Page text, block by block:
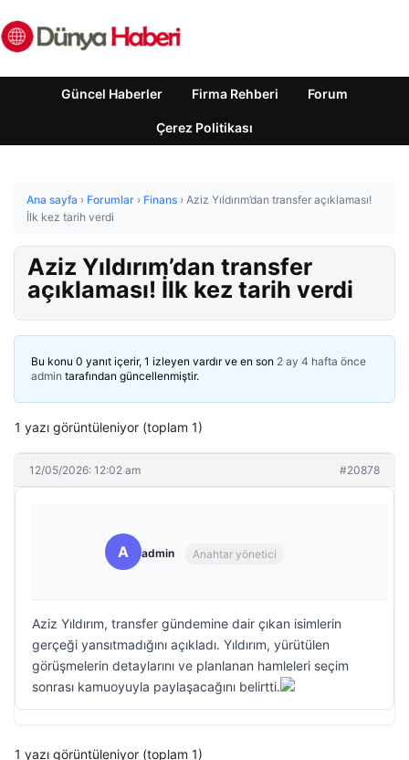
Güncel Haberler Firma Rehberi Forum
Çerez Politikası
Ana sayfa › Forumlar › Finans › Aziz Yıldırım’dan transfer açıklaması!
İlk kez tarih verdi
Aziz Yıldırım’dan transfer
açıklaması! İlk kez tarih verdi
Bu konu 0 yanıt içerir, 1 izleyen vardır ve en son 2 ay 4 hafta önce
admin tarafından güncellenmiştir.
1 yazı görüntüleniyor (toplam 1)
12/05/2026: 12:02 am #20878
A admin Anahtar yönetici
Aziz Yıldırım, transfer gündemine dair çıkan isimlerin
gerçeği yansıtmadığını açıkladı. Yıldırım, yürütülen
görüşmelerin detaylarını ve planlanan hamleleri seçim
sonrası kamuoyuyla paylaşacağını belirtti.
1 yazı görüntüleniyor (toplam 1)